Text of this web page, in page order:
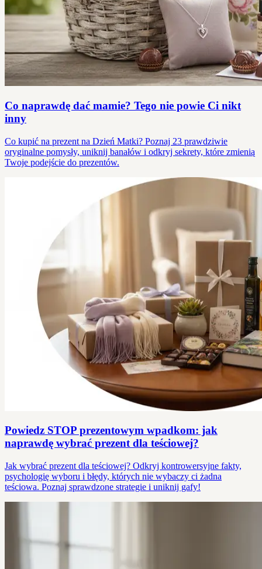
Co naprawdę dać mamie? Tego nie powie Ci nikt
inny
Co kupić na prezent na Dzień Matki? Poznaj 23 prawdziwie
oryginalne pomysły, uniknij banałów i odkryj sekrety, które zmienią
Twoje podejście do prezentów.
Powiedz STOP prezentowym wpadkom: jak
naprawdę wybrać prezent dla teściowej?
Jak wybrać prezent dla teściowej? Odkryj kontrowersyjne fakty,
psychologię wyboru i błędy, których nie wybaczy ci żadna
teściowa. Poznaj sprawdzone strategie i uniknij gafy!